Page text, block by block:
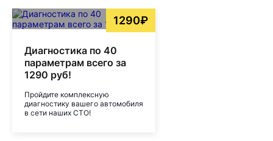
1290₽
Диагностика по 40
параметрам всего за
1290 руб!
Пройдите комплексную
диагностику вашего автомобиля
в сети наших СТО!